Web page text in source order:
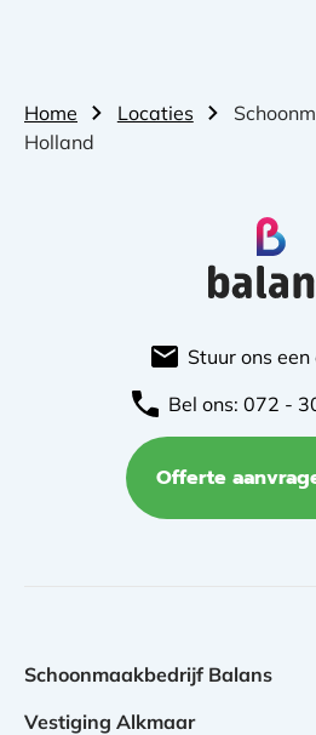
Home Locaties
Holland
Stuur ons
Bel ons: 072 -
Offerte
Schoonmaakbedrijf Balans
Vestiging Alkmaar